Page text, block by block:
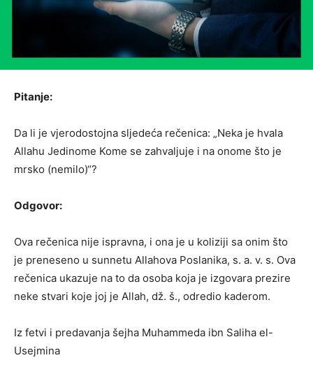
Pitanje:
Da li je vjerodostojna sljedeća rečenica: „Neka je hvala
Allahu Jedinome Kome se zahvaljuje i na onome što je
mrsko (nemilo)“?
Odgovor:
Ova rečenica nije ispravna, i ona je u koliziji sa onim što
je preneseno u sunnetu Allahova Poslanika, s. a. v. s. Ova
rečenica ukazuje na to da osoba koja je izgovara prezire
neke stvari koje joj je Allah, dž. š., odredio kaderom.
Iz fetvi i predavanja šejha Muhammeda ibn Saliha el-
Usejmina